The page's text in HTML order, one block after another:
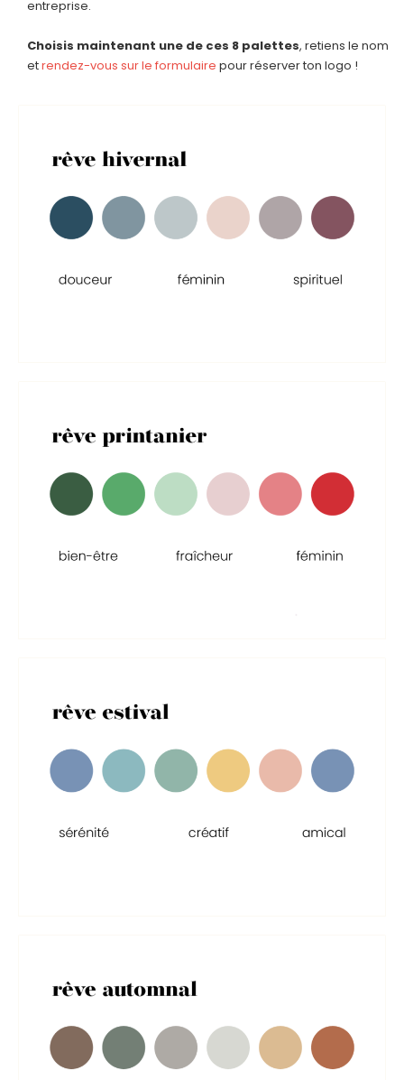
entreprise.
Choisis maintenant une de ces 8 palettes, retiens le nom
etrendez-vous sur le formulaire pour réserver ton logo !